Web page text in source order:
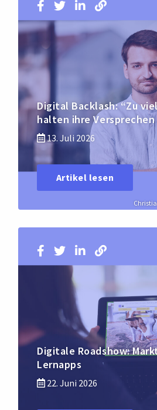
Digital Backlash: “Zu
halten ihre
13. Juli 2026
Artikel lesen
Digitale Roadshow:
Lernapps
22. Juni 2026